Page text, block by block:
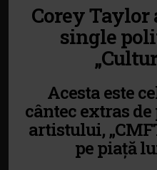
Corey Taylor
single
Acesta este
cântec extras
artistului,
pe piață